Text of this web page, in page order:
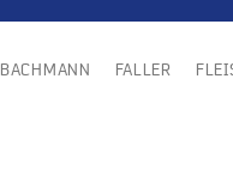
BACHMANN FALLER